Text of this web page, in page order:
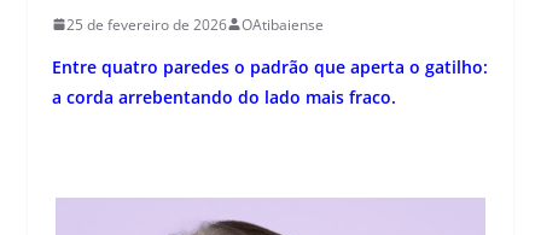
25 de fevereiro de 2026 OAtibaiense
Entre quatro paredes o padrão que aperta o gatilho:
a corda arrebentando do lado mais fraco.